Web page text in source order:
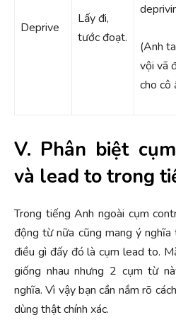
Deprive
Lấy đi,
tước đoạt.
(Anh
vội vã
cho cô
V. Phân biệt
và lead to trong
Trong tiếng Anh ngoài cụm
động từ nữa cũng mang ý
điều gì đấy đó là cụm lead to.
giống nhau nhưng 2 cụm từ
nghĩa. Vì vậy bạn cần nắm rõ
dùng thật chính xác.